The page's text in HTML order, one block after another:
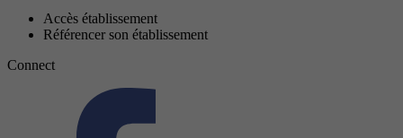
Accès établissement
Référencer son établissement
Connect